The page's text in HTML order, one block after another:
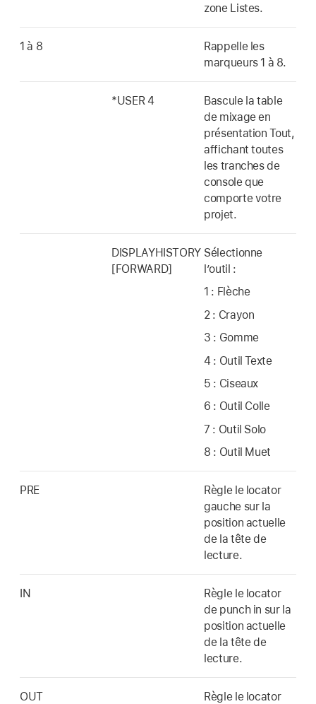
zone Listes.
1 à 8
Rappelle les
marqueurs 1 à 8.
*USER 4
Bascule la table
de mixage en
présentation Tout,
affichant toutes
les tranches de
console que
comporte votre
projet.
DISPLAYHISTORY
[FORWARD]
Sélectionne
l’outil :
1 : Flèche
2 : Crayon
3 : Gomme
4 : Outil Texte
5 : Ciseaux
6 : Outil Colle
7 : Outil Solo
8 : Outil Muet
PRE
Règle le locator
gauche sur la
position actuelle
de la tête de
lecture.
IN
Règle le locator
de punch in sur la
position actuelle
de la tête de
lecture.
OUT
Règle le locator